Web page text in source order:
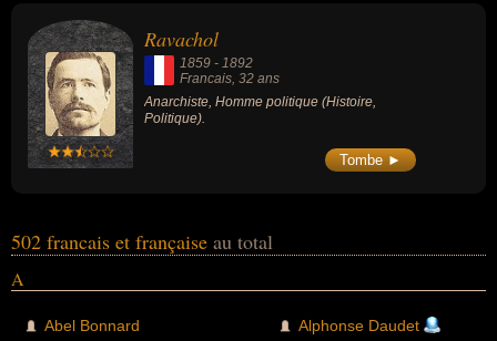
Ravachol
1859 - 1892
Francais , 32 ans
Anarchiste, Homme politique (Histoire,
Politique).
Tombe ►
502 francais et française au total
A
Abel Bonnard
Alphonse Daudet